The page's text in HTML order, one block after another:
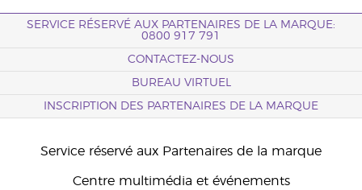
SERVICE RÉSERVÉ AUX PARTENAIRES DE LA MARQUE:
0800 917 791
CONTACTEZ-NOUS
BUREAU VIRTUEL
INSCRIPTION DES PARTENAIRES DE LA MARQUE
Service réservé aux Partenaires de la marque
Centre multimédia et événements